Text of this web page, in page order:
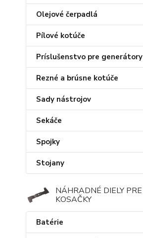
Olejové čerpadlá
Pílové kotúče
Príslušenstvo pre generátory
Rezné a brúsne kotúče
Sady nástrojov
Sekáče
Spojky
Stojany
NÁHRADNÉ DIELY PRE
KOSAČKY
Batérie